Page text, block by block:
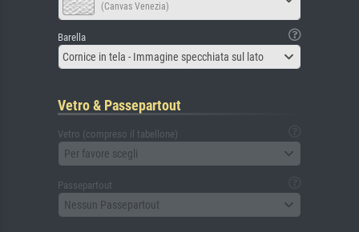
(Canvas Venezia)
Barella
Cornice in tela - Immagine specchiata sul lato
Vetro & Passepartout
Vetro (compreso il tabellone)
Per favore scegli
Passepartout
Nessun Passepartout